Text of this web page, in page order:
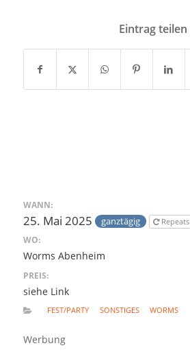
Eintrag teilen
WANN:
25. Mai 2025 ganztägig Repeats
WO:
Worms Abenheim
PREIS:
siehe Link
FEST/PARTY SONSTIGES WORMS
Werbung